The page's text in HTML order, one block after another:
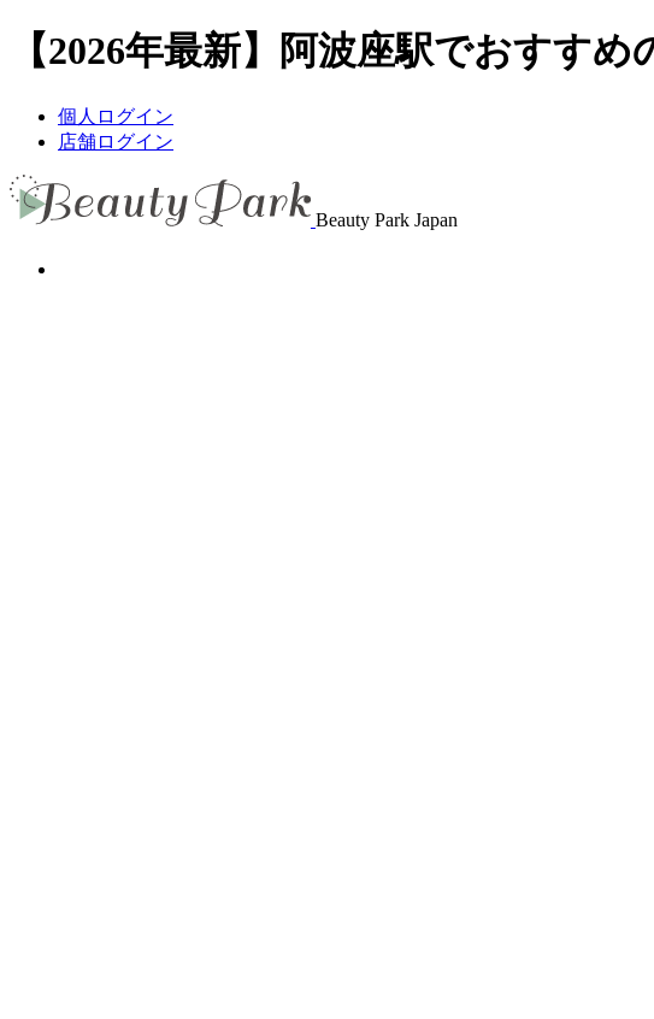
【2026年最新】阿波座駅でおすす
個人ログイン
店舗ログイン
Beauty Park Japan